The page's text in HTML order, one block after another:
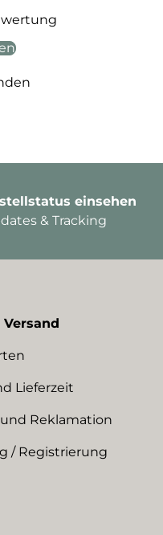
einsehen
& Tracking
Lieferzeit
Reklamation
/ Registrierung